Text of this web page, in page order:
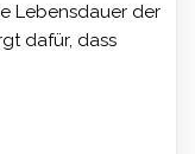
Lebensdauer der
dafür, dass